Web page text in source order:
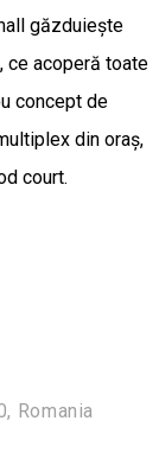
găzduiește
ce acoperă toate
concept de
din oraș,
court.
Romania